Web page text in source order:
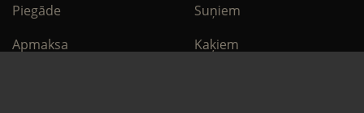
Piegāde
Apmaksa
Suņiem
Kaķiem